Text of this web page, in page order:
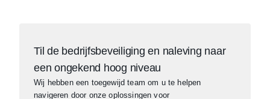
Til de bedrijfsbeveiliging en naleving naar
een ongekend hoog niveau
Wij hebben een toegewijd team om u te helpen
navigeren door onze oplossingen voor